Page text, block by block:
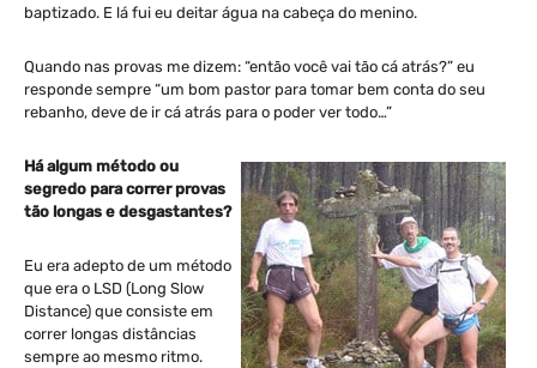
baptizado. E lá fui eu deitar água na cabeça do menino.
Quando nas provas me dizem: “então você vai tão cá atrás?” eu
responde sempre “um bom pastor para tomar bem conta do seu
rebanho, deve de ir cá atrás para o poder ver todo…”
Há algum método ou
segredo para correr provas
tão longas e desgastantes?
Eu era adepto de um método
que era o LSD (Long Slow
Distance) que consiste em
correr longas distâncias
sempre ao mesmo ritmo.